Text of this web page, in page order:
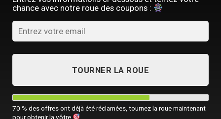
chance avec notre roue des coupons :
TOURNER LA ROUE
70 % des offres ont déjà été réclamées, tournez la roue maintenant
pour obtenir la vôtre